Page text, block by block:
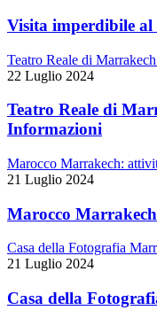
Visita imperdibile
Teatro Reale di
22 Luglio 2024
Teatro Reale di
Informazioni
Marocco Marrakech:
21 Luglio 2024
Marocco
Casa della Fotografia
21 Luglio 2024
Casa della